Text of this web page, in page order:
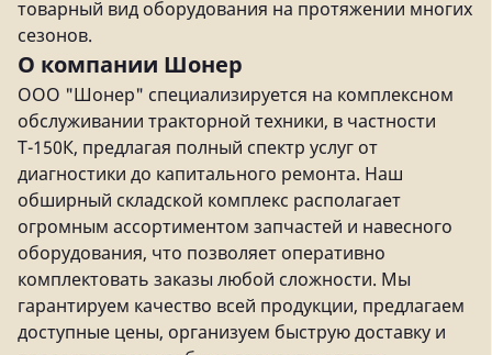
товарный вид оборудования на протяжении многих
сезонов.
О компании Шонер
ООО "Шонер" специализируется на комплексном
обслуживании тракторной техники, в частности
Т-150К, предлагая полный спектр услуг от
диагностики до капитального ремонта. Наш
обширный складской комплекс располагает
огромным ассортиментом запчастей и навесного
оборудования, что позволяет оперативно
комплектовать заказы любой сложности. Мы
гарантируем качество всей продукции, предлагаем
доступные цены, организуем быструю доставку и